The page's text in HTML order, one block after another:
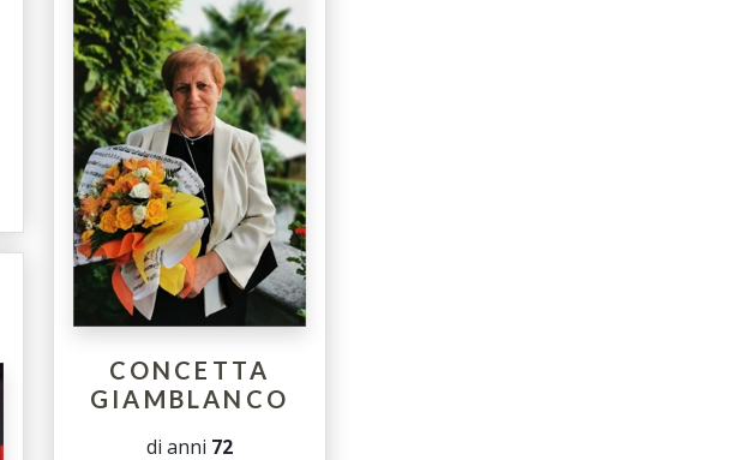
CONCETTA
GIAMBLANCO
di anni 72